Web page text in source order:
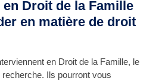
Droit de la Famille
en matière de droit
en Droit de la Famille, le
Ils pourront vous